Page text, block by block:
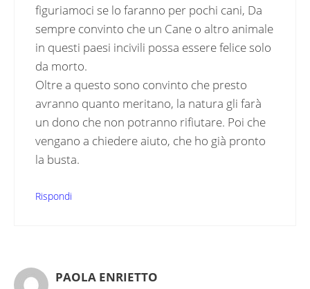
figuriamoci se lo faranno per pochi cani, Da
sempre convinto che un Cane o altro animale
in questi paesi incivili possa essere felice solo
da morto.
Oltre a questo sono convinto che presto
avranno quanto meritano, la natura gli farà
un dono che non potranno rifiutare. Poi che
vengano a chiedere aiuto, che ho già pronto
la busta.
Rispondi
PAOLA ENRIETTO